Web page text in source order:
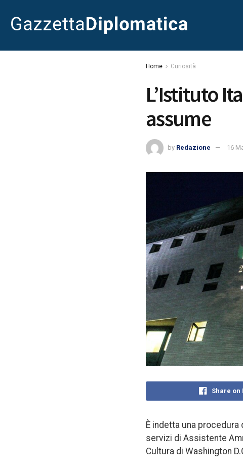
Home Curiosità
L’Istituto
assume
by Redazione 16
Share on
È indetta una procedura
servizi di Assistente
Cultura di Washington